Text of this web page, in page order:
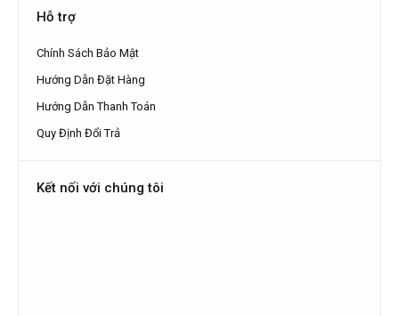
Hỗ trợ
Chính Sách Bảo Mật
Hướng Dẫn Đặt Hàng
Hướng Dẫn Thanh Toán
Quy Định Đổi Trả
Kết nối với chúng tôi